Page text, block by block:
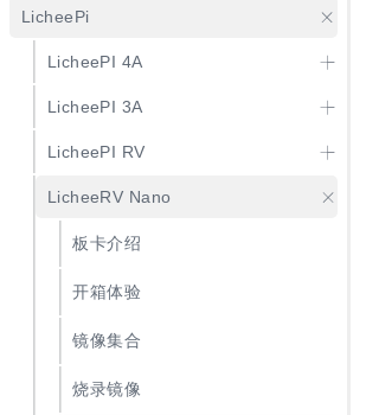
LicheePi
LicheePI 4A
LicheePI 3A
LicheePI RV
LicheeRV Nano
板卡介绍
开箱体验
镜像集合
烧录镜像